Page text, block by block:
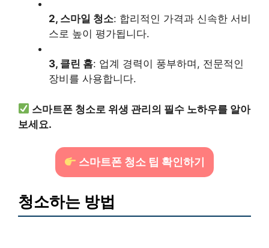
2, 스마일 청소: 합리적인 가격과 신속한 서비
스로 높이 평가됩니다.
3, 클린 홈: 업계 경력이 풍부하며, 전문적인
장비를 사용합니다.
스마트폰 청소로 위생 관리의 필수 노하우를 알아
보세요.
스마트폰 청소 팁 확인하기
청소하는 방법